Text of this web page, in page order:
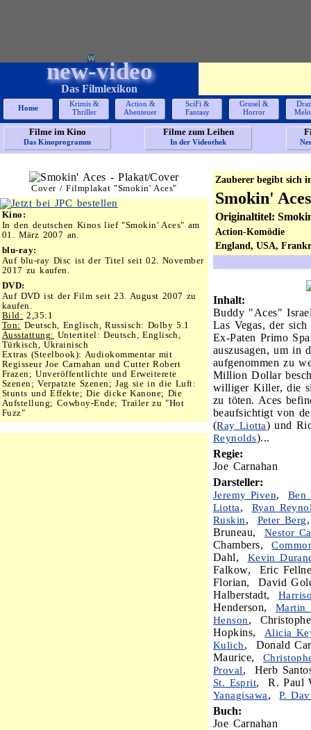
new-video
Das Filmlexikon
Home
Krimis &
Thriller
Action &
Abenteuer
SciFi &
Fantasy
Grusel &
Horror
Filme im Kino
Das Kinoprogramm
Filme zum Leihen
In der Videothek
Cover / Filmplakat "Smokin' Aces"
Kino:
In den deutschen Kinos lief "Smokin' Aces" am
01. März 2007 an.
blu-ray:
Auf blu-ray Disc ist der Titel seit 02. November
2017 zu kaufen.
DVD:
Auf DVD ist der Film seit 23. August 2007 zu
kaufen.
Bild: 2,35:1
Ton: Deutsch, Englisch, Russisch: Dolby 5.1
Ausstattung: Untertitel: Deutsch, Englisch,
Türkisch, Ukrainisch
Extras (Steelbook): Audiokommentar mit
Regisseur Joe Carnahan und Cutter Robert
Frazen; Unveröffentlichte und Erweiterete
Szenen; Verpatzte Szenen; Jag sie in die Luft:
Stunts und Effekte; Die dicke Kanone; Die
Aufstellung; Cowboy-Ende; Trailer zu "Hot
Fuzz"
Zauberer begibt sich
Smokin' Aces
Originaltitel:
Action-Komödie
England, USA,
Inhalt:
Buddy "Aces"
Las Vegas, der
Ex-Paten Primo
auszusagen, um in
aufgenommen zu
Million Dollar
williger Killer, die
zu töten. Aces
beaufsichtigt von
(Ray Liotta) und
Reynolds)...
Regie:
Joe Carnahan
Darsteller:
Jeremy Piven,Ben
Liotta, Ryan
Ruskin, Peter Berg
Bruneau, Nestor
Chambers,
Dahl, Kevin
Falkow, Eric
Florian, David
Halberstadt,
Henderson, Martin
Henson,
Hopkins, Alicia
Kulich, Donald
Maurice,
Proval, Herb
St. Esprit, R. Paul
Yanagisawa,P.
Buch:
Joe Carnahan